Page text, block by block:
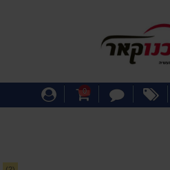
אודותינומבצעיםצור
עגלת
0